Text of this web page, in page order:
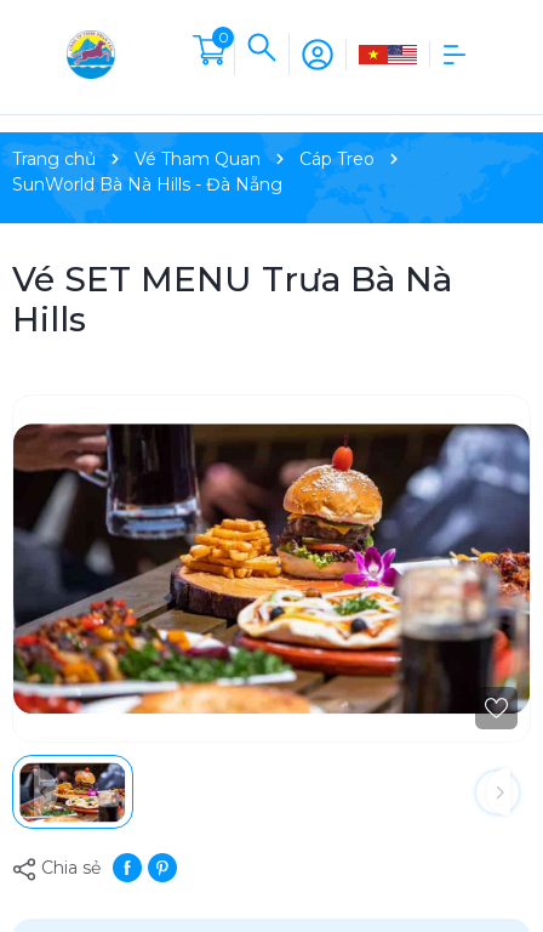
0
Trang chủ Vé Tham Quan
Cáp Treo
SunWorld Bà Nà Hills - Đà Nẵng
Vé SET MENU Trưa Bà Nà
Hills
Chia sẻ